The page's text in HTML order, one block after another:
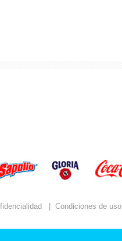
Condiciones de uso